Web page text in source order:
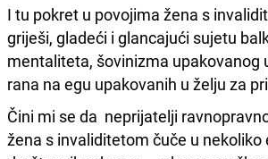
I tu pokret u povojima žena s
griješi, gladeći i glancajući sujetu
mentaliteta, šovinizma upakovanog
rana na egu upakovanih u želju za
Čini mi se da neprijatelji
žena s invaliditetom čuče u nekoliko